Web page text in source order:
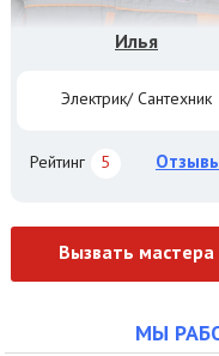
Илья
Электрик/ Сантехник
Рейтинг 5
Вызвать мастера
МЫ